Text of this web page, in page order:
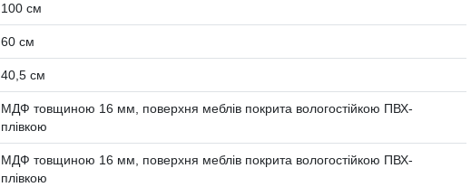
100 см
60 см
40,5 см
МДФ товщиною 16 мм, поверхня меблів покрита вологостійкою ПВХ-
плівкою
МДФ товщиною 16 мм, поверхня меблів покрита вологостійкою ПВХ-
плівкою